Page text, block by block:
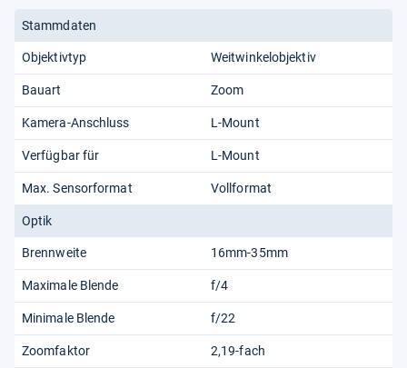
Stammdaten
Objektivtyp Weitwinkelobjektiv
Bauart Zoom
Kamera-Anschluss L-Mount
Verfügbar für L-Mount
Max. Sensorformat Vollformat
Optik
Brennweite 16mm-35mm
Maximale Blende f/4
Minimale Blende f/22
Zoomfaktor 2,19-fach